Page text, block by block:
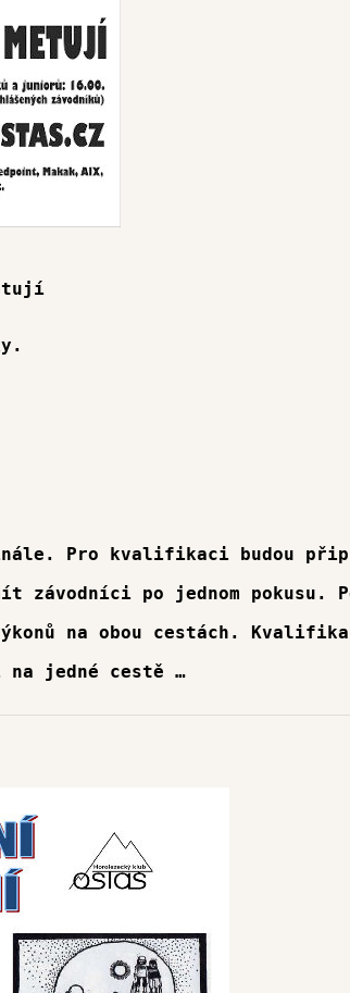
Pro kvalifikaci budou
závodníci po jednom pokusu.
na obou cestách.
jedné cestě …